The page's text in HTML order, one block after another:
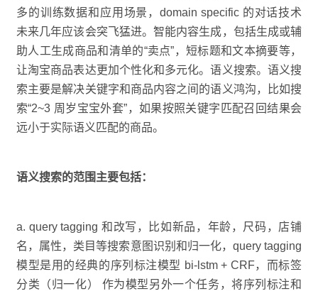
多的训练数据和应用场景，domain specific 的对话技术
未来几年应该会突飞猛进。智能内容生成，包括生成或辅
助人工生成商品和清单的“卖点”，短标题和文本摘要等，
让淘宝商品表达更加个性化和多元化。语义搜索。语义搜
索主要是解决关键字和商品内容之间的语义鸿沟，比如搜
索“2~3 周岁宝宝外套”，如果按照关键字匹配召回结果会
远小于实际语义匹配的商品。
语义搜索的范围主要包括：
a. query tagging 和改写，比如新品，年龄，尺码，店铺
名，属性，类目等搜索意图识别和归一化，query tagging
模型是用的经典的序列标注模型 bi-lstm + CRF，而标签
分类（归一化） 作为模型另外一个任务，将序列标注和